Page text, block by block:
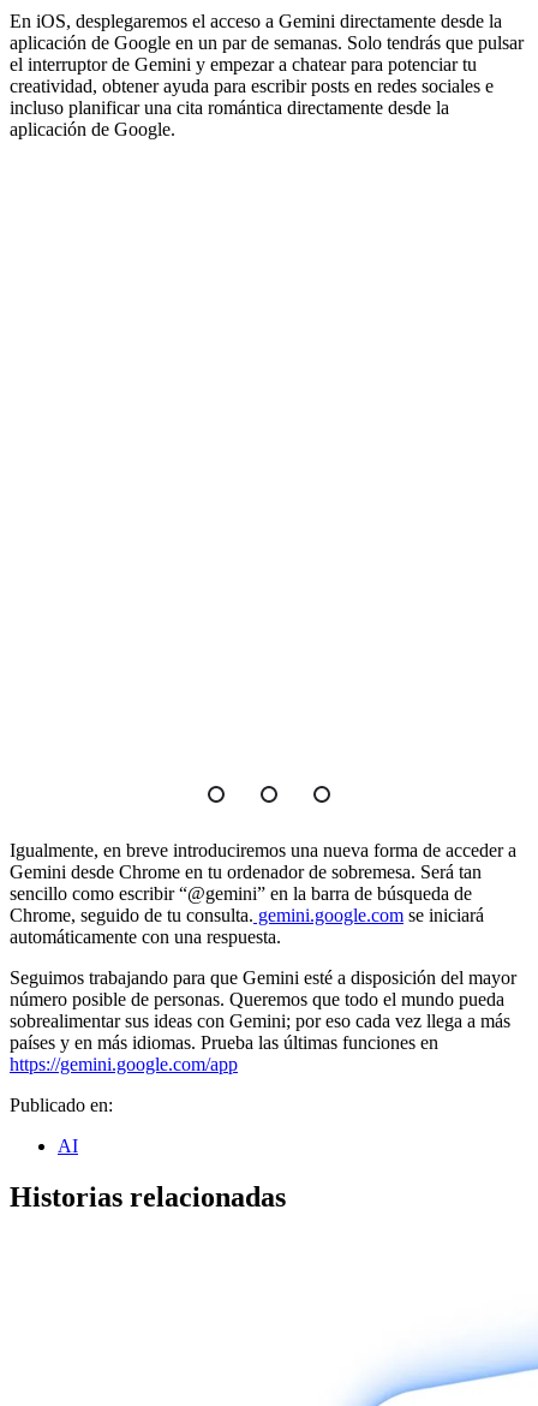
En iOS, desplegaremos el acceso a Gemini directamente desde la
aplicación de Google en un par de semanas. Solo tendrás que pulsar
el interruptor de Gemini y empezar a chatear para potenciar tu
creatividad, obtener ayuda para escribir posts en redes sociales e
incluso planificar una cita romántica directamente desde la
aplicación de Google.
Igualmente, en breve introduciremos una nueva forma de acceder a
Gemini desde Chrome en tu ordenador de sobremesa. Será tan
sencillo como escribir “@gemini” en la barra de búsqueda de
Chrome, seguido de tu consulta. gemini.google.com se iniciará
automáticamente con una respuesta.
Seguimos trabajando para que Gemini esté a disposición del mayor
número posible de personas. Queremos que todo el mundo pueda
sobrealimentar sus ideas con Gemini; por eso cada vez llega a más
países y en más idiomas. Prueba las últimas funciones en
https://gemini.google.com/app
Publicado en:
AI
Historias relacionadas